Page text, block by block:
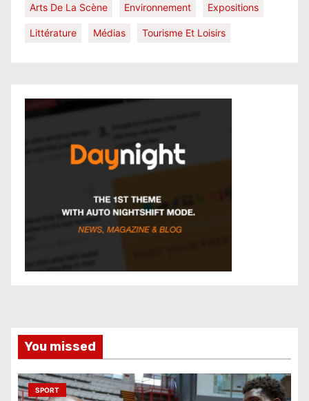
Arts De La Scène Environnement Expositions
Littérature Médias Tourisme Et Loisirs
You missed
SPORT